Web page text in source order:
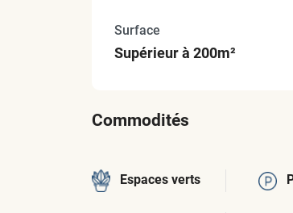
Surface
Supérieur à 200m²
Commodités
Espaces verts